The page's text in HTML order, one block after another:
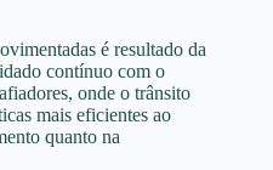
é resultado da
contínuo com o
onde o trânsito
mais eficientes ao
quanto na